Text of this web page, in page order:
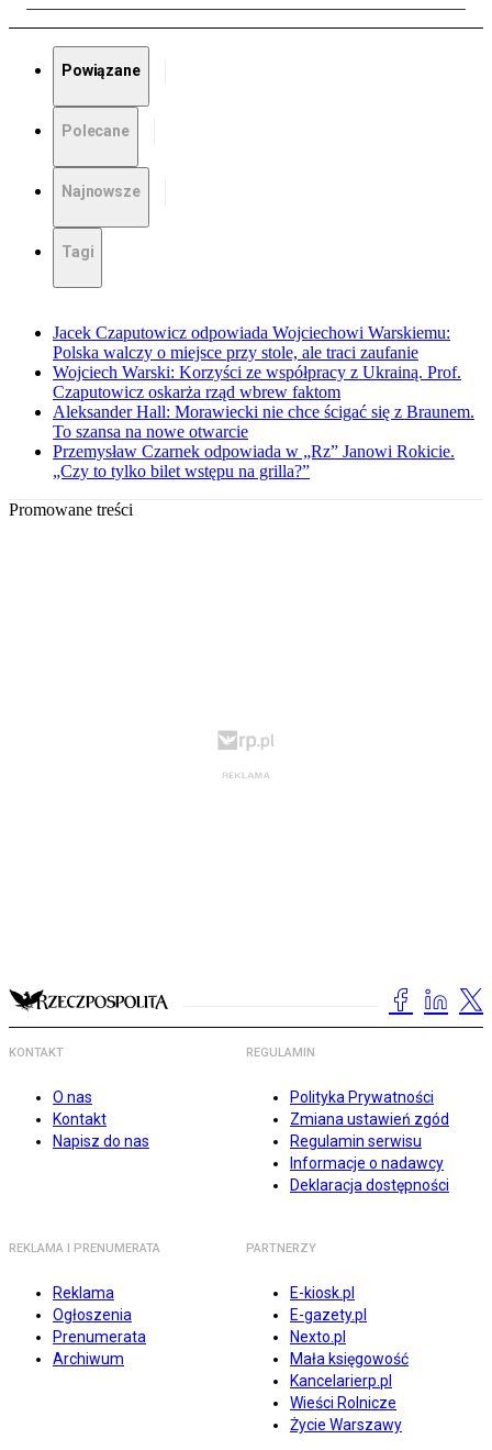
Powiązane
Polecane
Najnowsze
Tagi
Jacek Czaputowicz odpowiada Wojciechowi Warskiemu:
Polska walczy o miejsce przy stole, ale traci zaufanie
Wojciech Warski: Korzyści ze współpracy z Ukrainą. Prof.
Czaputowicz oskarża rząd wbrew faktom
Aleksander Hall: Morawiecki nie chce ścigać się z Braunem.
To szansa na nowe otwarcie
Przemysław Czarnek odpowiada w „Rz” Janowi Rokicie.
„Czy to tylko bilet wstępu na grilla?”
Promowane treści
KONTAKT
O nas
Kontakt
Napisz do nas
REGULAMIN
Polityka Prywatności
Zmiana ustawień zgód
Regulamin serwisu
Informacje o nadawcy
Deklaracja dostępności
REKLAMA I PRENUMERATA
Reklama
Ogłoszenia
Prenumerata
Archiwum
PARTNERZY
E-kiosk.pl
E-gazety.pl
Nexto.pl
Mała księgowość
Kancelarierp.pl
Wieści Rolnicze
Życie Warszawy